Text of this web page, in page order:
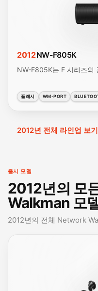
2012NW-F805K
NW-F805K는 F 시리즈의
플래시 WM-PORT
2012년 전체 라인업 보기
출시 모델
2012년의 모
Walkman 모
2012년의 전체 Network